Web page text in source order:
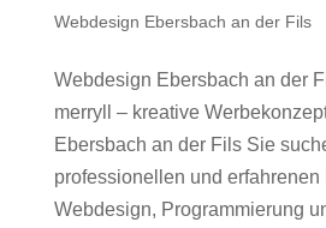
Webdesign Ebersbach an der Fils
Webdesign Ebersbach an der
merryll – kreative
Ebersbach an der Fils Sie
professionellen und erfahrenen
Webdesign, Programmierung